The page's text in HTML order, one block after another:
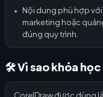
●
Nội dung phù hợp
marketing hoặc
đúng quy trình.
🛠️ Vì sao khóa
CorelDraw được dùng